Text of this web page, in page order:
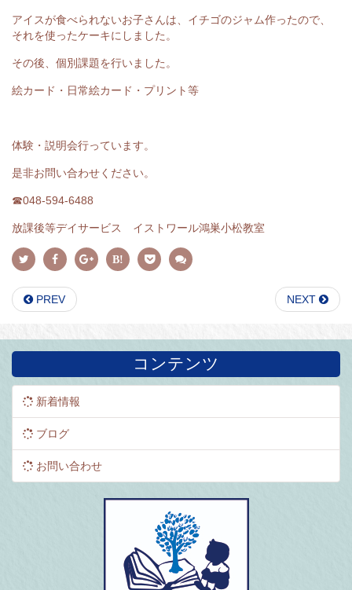
アイスが食べられないお子さんは、イチゴのジャム作ったので、
それを使ったケーキにしました。
その後、個別課題を行いました。
絵カード・日常絵カード・プリント等
体験・説明会行っています。
是非お問い合わせください。
☎048-594-6488
放課後等デイサービス イストワール鴻巣小松教室
PREV NEXT
コンテンツ
新着情報
ブログ
お問い合わせ